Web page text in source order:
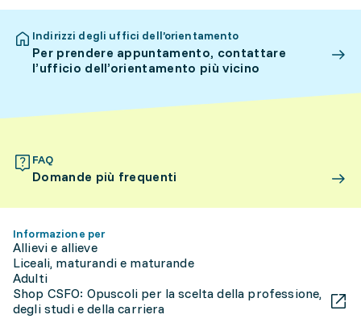
Indirizzi degli uffici dell’orientamento
Per prendere appuntamento, contattare
l’ufficio dell’orientamento più vicino
FAQ
Domande più frequenti
Informazione per
Allievi e allieve
Liceali, maturandi e maturande
Adulti
Shop CSFO: Opuscoli per la scelta della professione,
degli studi e della carriera